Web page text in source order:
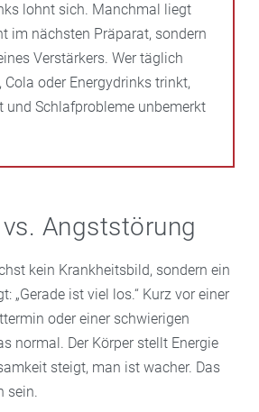
lohnt sich. Manchmal liegt
im nächsten Präparat, sondern
Verstärkers. Wer täglich
Cola oder Energydrinks trinkt,
und Schlafprobleme unbemerkt
Angststörung
kein Krankheitsbild, sondern ein
„Gerade ist viel los.“ Kurz vor einer
oder einer schwierigen
normal. Der Körper stellt Energie
steigt, man ist wacher. Das
sein.